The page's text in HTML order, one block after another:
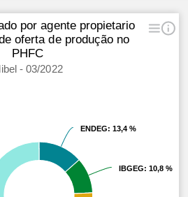
por agente propietario
oferta de produção no
PHFC
- 03/2022
ENDEG: 13,4 %
ENDEG: 13,4 %
IBGEG: 10,8 %
IBGEG: 10,8 %